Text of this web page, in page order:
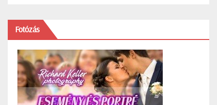
Fotózás